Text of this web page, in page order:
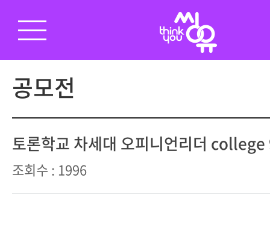
공모전
토론학교 차세대 오피니언리더 college
조회수 : 1996